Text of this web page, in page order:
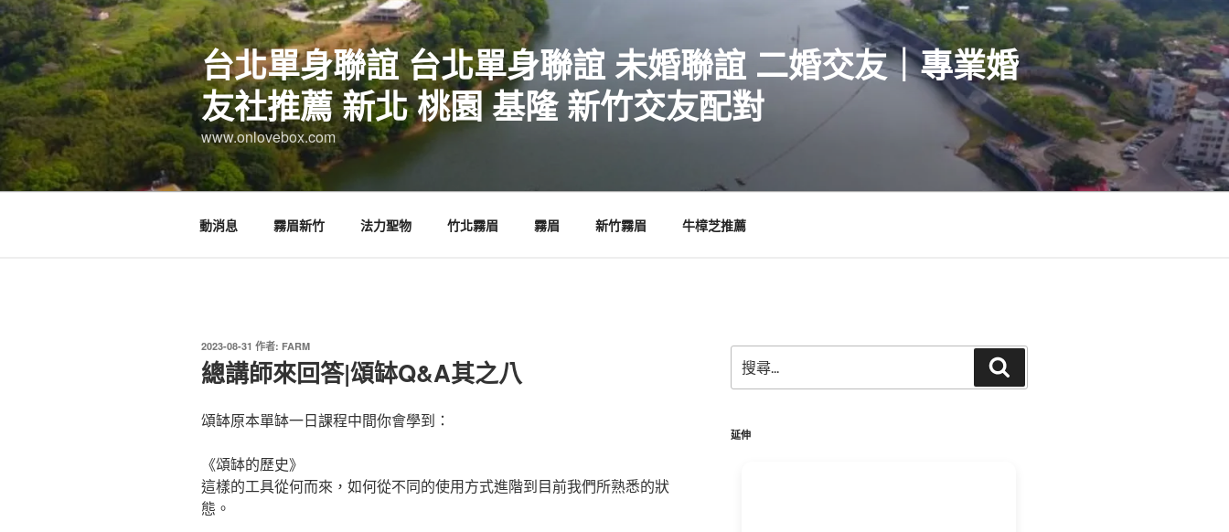
跳
至
主
要
內
容
台北單身聯誼 台北單身聯誼 未婚聯誼 二婚交友｜專業婚
友社推薦 新北 桃園 基隆 新竹交友配對
www.onlovebox.com
動消息 霧眉新竹 法力聖物 竹北霧眉 霧眉 新竹霧眉 牛樟芝推薦
發
佈
於
2023-08-31 作者: FARM
總講師來回答|頌缽Q&A其之八
頌缽原本單缽一日課程中間你會學到：
《頌缽的歷史》
這樣的工具從何而來，如何從不同的使用方式進階到目前我們所熟悉的狀
態。
尋
關
字:
尋
延伸